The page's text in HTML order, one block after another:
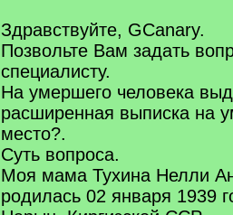
Здравствуйте, GCanary.
Позвольте Вам задать
специалисту.
На умершего человека
расширенная выписка на
место?.
Суть вопроса.
Моя мама Тухина Нелли
родилась 02 января 1939